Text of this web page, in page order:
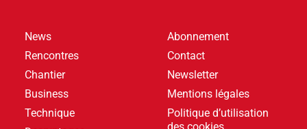
News
Rencontres
Chantier
Business
Technique
Abonnement
Contact
Newsletter
Mentions légales
Politique d’utilisation